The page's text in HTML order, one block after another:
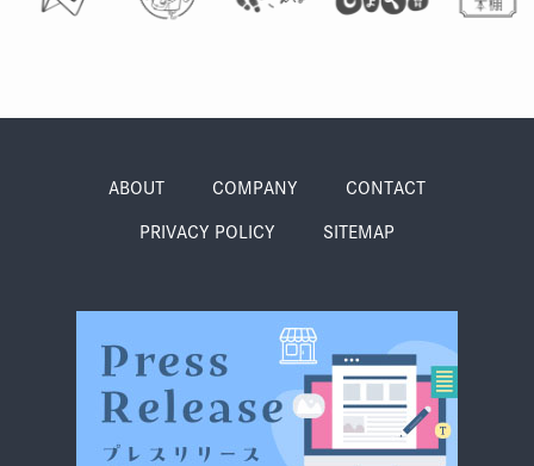
ABOUT COMPANY CONTACT
PRIVACY POLICY SITEMAP